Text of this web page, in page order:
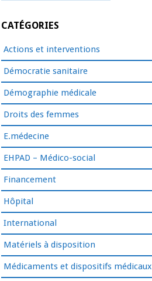
CATÉGORIES
Actions et interventions
Démocratie sanitaire
Démographie médicale
Droits des femmes
E.médecine
EHPAD – Médico-social
Financement
Hôpital
International
Matériels à disposition
Médicaments et dispositifs médicaux